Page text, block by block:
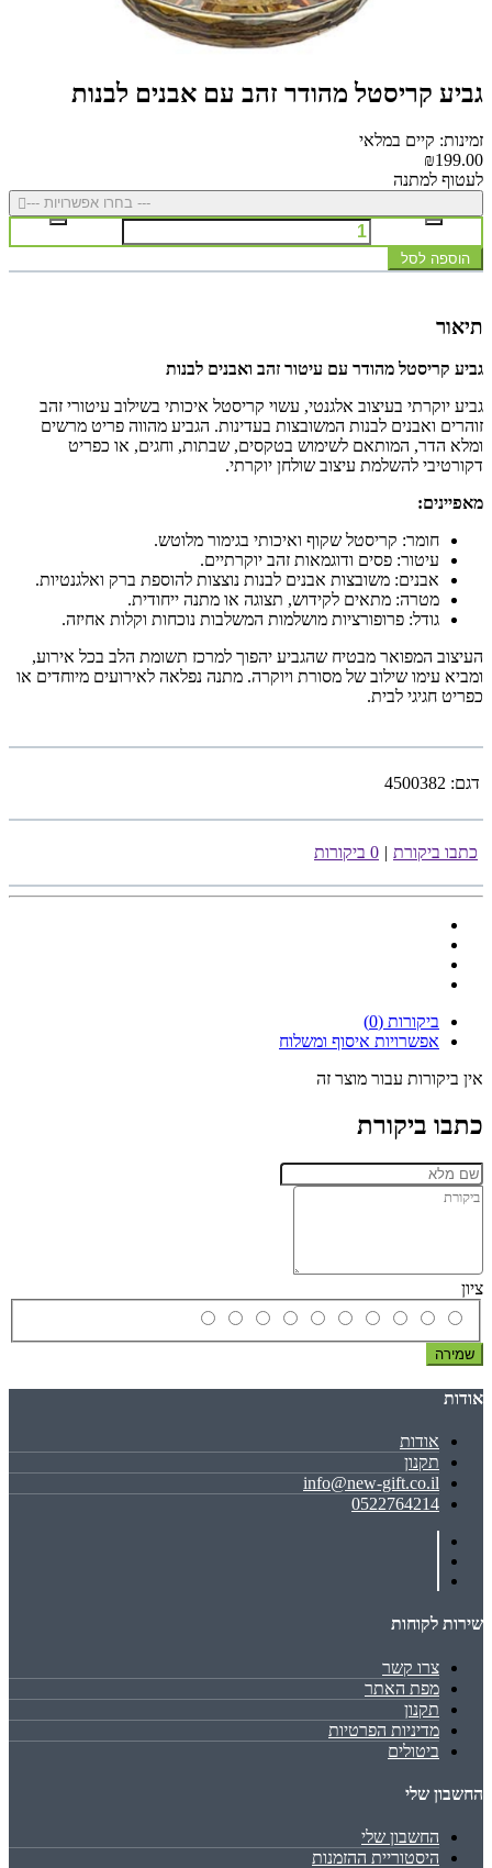
גביע קריסטל מהודר זהב עם אבנים לבנות
זמינות: קיים במלאי
₪199.00
לעטוף למתנה
--- בחרו אפשרויות ---
הוספה לסל
תיאור
גביע קריסטל מהודר עם עיטור זהב ואבנים לבנות
גביע יוקרתי בעיצוב אלגנטי, עשוי קריסטל איכותי בשילוב עיטורי זהב
זוהרים ואבנים לבנות המשובצות בעדינות. הגביע מהווה פריט מרשים
ומלא הדר, המותאם לשימוש בטקסים, שבתות, וחגים, או כפריט
דקורטיבי להשלמת עיצוב שולחן יוקרתי.
מאפיינים:
חומר: קריסטל שקוף ואיכותי בגימור מלוטש.
עיטור: פסים ודוגמאות זהב יוקרתיים.
אבנים: משובצות אבנים לבנות נוצצות להוספת ברק ואלגנטיות.
מטרה: מתאים לקידוש, תצוגה או מתנה ייחודית.
גודל: פרופורציות מושלמות המשלבות נוכחות וקלות אחיזה.
העיצוב המפואר מבטיח שהגביע יהפוך למרכז תשומת הלב בכל אירוע,
ומביא עימו שילוב של מסורת ויוקרה. מתנה נפלאה לאירועים מיוחדים או
כפריט חגיגי לבית.
דגם: 4500382
כתבו ביקורת | 0 ביקורות
ביקורות (0)
אפשרויות איסוף ומשלוח
אין ביקורות עבור מוצר זה
כתבו ביקורת
ציון
שמירה
אודות
אודות
תקנון
info@new-gift.co.il
0522764214
שירות לקוחות
צרו קשר
מפת האתר
תקנון
מדיניות הפרטיות
ביטולים
החשבון שלי
החשבון שלי
היסטוריית ההזמנות